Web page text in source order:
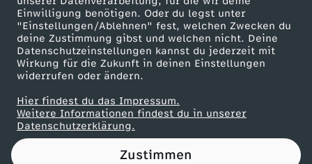
Einwilligung benötigen. Oder du legst unter
"Einstellungen/Ablehnen" fest, welchen Zwecken du
deine Zustimmung gibst und welchen nicht. Deine
Datenschutzeinstellungen kannst du jederzeit mit
Wirkung für die Zukunft in deinen Einstellungen
widerrufen oder ändern.
Hier findest du das Impressum.
Weitere Informationen findest du in unserer
Datenschutzerklärung.
Zustimmen
n
s
t
l
a
Mainzelmännchen
Partner